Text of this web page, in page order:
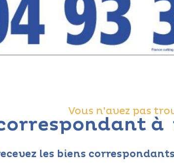
Vous n'avez pas
les biens